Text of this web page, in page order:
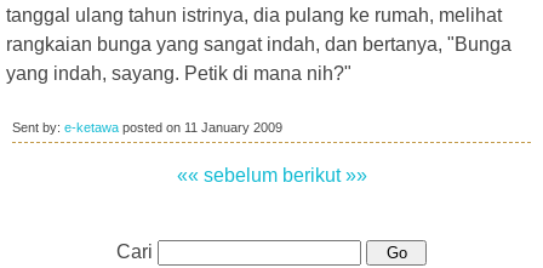
tanggal ulang tahun istrinya, dia pulang ke rumah, melihat
rangkaian bunga yang sangat indah, dan bertanya, "Bunga
yang indah, sayang. Petik di mana nih?"
Sent by: e-ketawa posted on 11 January 2009
«« sebelum berikut »»
Cari